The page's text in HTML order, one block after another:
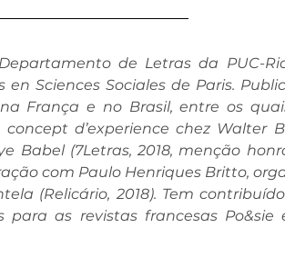
de Letras da PUC-
Sciences Sociales de Paris.
França e no Brasil, entre os
d’experience chez Walter
Babel (7Letras, 2018, menção
com Paulo Henriques Britto,
(Relicário, 2018). Tem
as revistas francesas Po&sie